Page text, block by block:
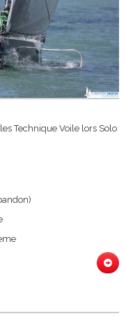
Technique Voile lors Solo